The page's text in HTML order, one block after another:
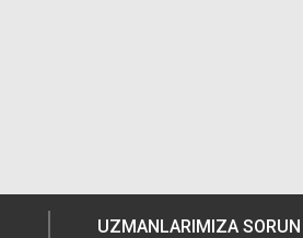
UZMANLARIMIZA SORUN